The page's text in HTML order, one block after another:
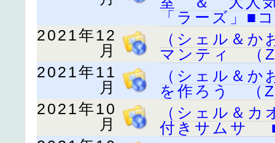
「ラーズ」■
2021年12
月
（シェル＆
マンティ （
2021年11
月
（シェル＆
を作ろう （
2021年10
月
（シェル＆
付きサムサ